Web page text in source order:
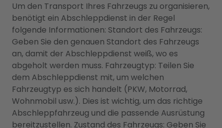
Um den Transport Ihres Fahrzeugs zu organisieren,
benötigt ein Abschleppdienst in der Regel
folgende Informationen: Standort des Fahrzeugs:
Geben Sie den genauen Standort des Fahrzeugs
an, damit der Abschleppdienst weiß, wo es
abgeholt werden muss. Fahrzeugtyp: Teilen Sie
dem Abschleppdienst mit, um welchen
Fahrzeugtyp es sich handelt (PKW, Motorrad,
Wohnmobil usw.). Dies ist wichtig, um das richtige
Abschleppfahrzeug und die passende Ausrüstung
bereitzustellen. Zustand des Fahrzeugs: Geben Sie